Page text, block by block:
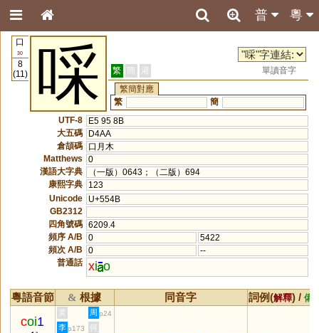
粵
普
口
30
8
(11)
啋 繁 簡 港
單讀音字
繁簡對應
繁
簡
UTF-8
E5 95 8B
大五碼
D4AA
倉頡碼
口月木
Matthews
0
漢語大字典
（一版）0643；（二版）694
康熙字典
123
Unicode
U+554B
GB2312
四角號碼 6209.4
頻序 A/B
0
5422
頻次 A/B
0
--
普通話 xi o
粵語音節 & 根據 同音字 詞例(解釋) / 備
coi1
黃 周 p24
李 p173
何